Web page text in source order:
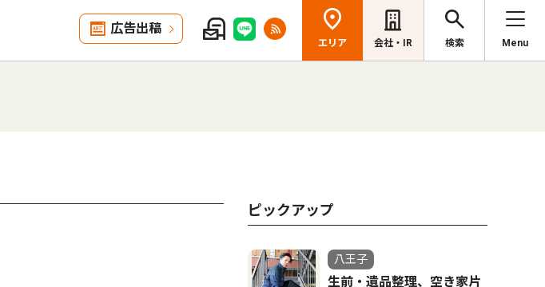
広告出稿
エリア 会社・IR 検索 Menu
ピックアップ
八王子
生前・遺品整理、空き家片